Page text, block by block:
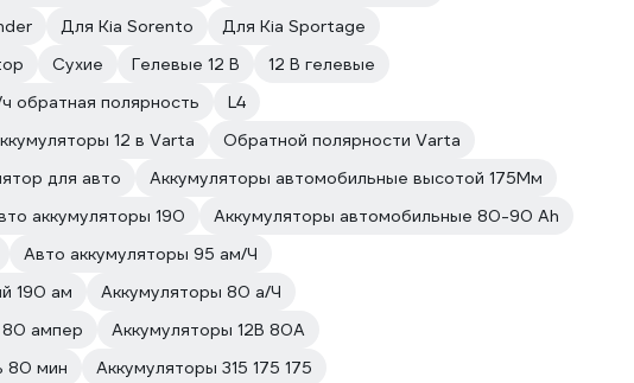
Для Kia Sorento
Для Kia Sportage
Сухие Гелевые 12 В
12 В гелевые
обратная полярность
L4
12 в Varta
Обратной полярности Varta
для авто
Аккумуляторы автомобильные высотой 175Мм
аккумуляторы 190
Аккумуляторы автомобильные 80-90 Ah
Авто аккумуляторы 95 ам/Ч
190 ам
Аккумуляторы 80 а/Ч
80 ампер
Аккумуляторы 12В 80А
80 мин
Аккумуляторы 315 175 175